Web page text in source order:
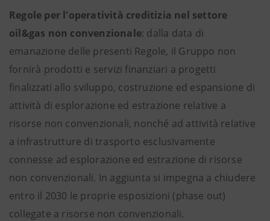
Regole per l'operatività creditizia nel settore
oil&gas non convenzionale: dalla data di
emanazione delle presenti Regole, il Gruppo non
fornirà prodotti e servizi finanziari a progetti
finalizzati allo sviluppo, costruzione ed espansione di
attività di esplorazione ed estrazione relative a
risorse non convenzionali, nonché ad attività relative
a infrastrutture di trasporto esclusivamente
connesse ad esplorazione ed estrazione di risorse
non convenzionali. In aggiunta si impegna a chiudere
entro il 2030 le proprie esposizioni (phase out)
collegate a risorse non convenzionali.